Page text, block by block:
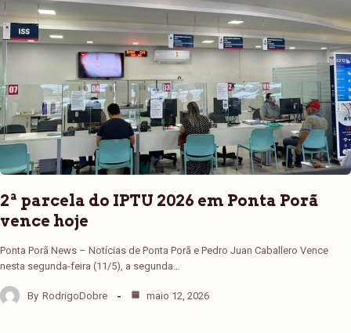
2ª parcela do IPTU 2026 em Ponta Porã
vence hoje
Ponta Porã News – Notícias de Ponta Porã e Pedro Juan Caballero Vence
nesta segunda-feira (11/5), a segunda…
By RodrigoDobre maio 12, 2026